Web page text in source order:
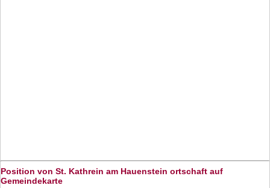
Position von St. Kathrein am Hauenstein ortschaft auf
Gemeindekarte